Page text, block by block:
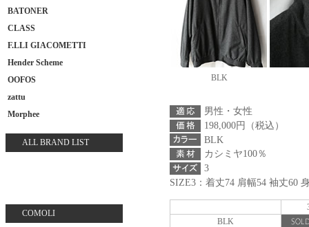
BATONER
CLASS
F.LLI GIACOMETTI
Hender Scheme
OOFOS
zattu
Morphee
ALL BRAND LIST
COMOLI
BLK
男性・女性
198,000円（税込）
BLK
カシミヤ100％
3
SIZE3：着丈74 肩幅54 袖丈60
BLK